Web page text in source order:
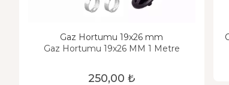
Gaz Hortumu 19x26 mm
Gaz Hortumu 19x26 MM 1 Metre
250,00 ₺